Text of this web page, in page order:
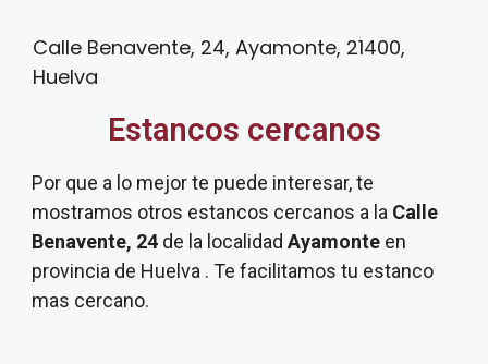
Calle Benavente, 24, Ayamonte, 21400,
Huelva
Estancos cercanos
Por que a lo mejor te puede interesar, te
mostramos otros estancos cercanos a la Calle
Benavente, 24 de la localidad Ayamonte en
provincia de Huelva . Te facilitamos tu estanco
mas cercano.